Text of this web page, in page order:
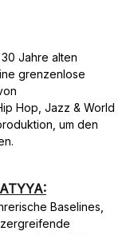
Jahre alten
grenzenlose
Hop, Jazz & World
um den
Baselines,